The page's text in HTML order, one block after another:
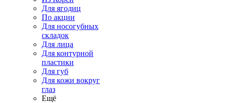
Для ягодиц
По акции
Для носогубных
складок
Для лица
Для контурной
пластики
Для губ
Для кожи вокруг
глаз
Ещё